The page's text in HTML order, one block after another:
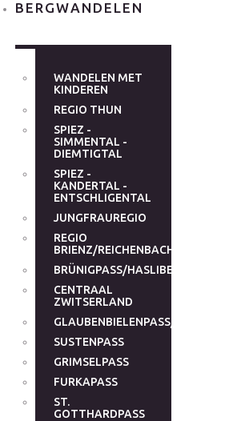
BERGWANDELEN
WANDELEN MET
KINDEREN
REGIO THUN
SPIEZ -
SIMMENTAL -
DIEMTIGTAL
SPIEZ -
KANDERTAL -
ENTSCHLIGENTAL
JUNGFRAUREGIO
REGIO
BRIENZ/REICHENBACHTAL
BRÜNIGPASS/HASLIBERG
CENTRAAL
ZWITSERLAND
GLAUBENBIELENPASS/
SUSTENPASS
GRIMSELPASS
FURKAPASS
ST.
GOTTHARDPASS